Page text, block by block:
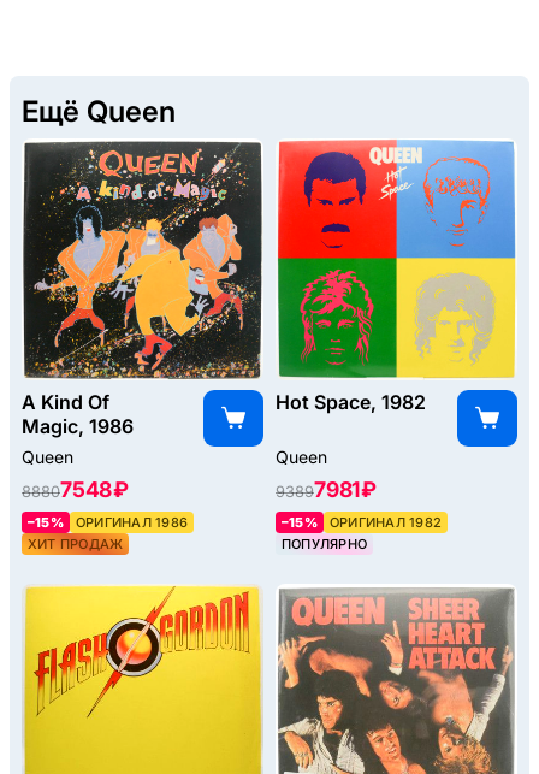
Ещё Queen
A Kind Of
Magic, 1986
Queen
88807548 ₽
–15%
ОРИГИНАЛ 1986
ХИТ ПРОДАЖ
Hot Space, 1982
Queen
93897981 ₽
–15%
ОРИГИНАЛ 1982
ПОПУЛЯРНО